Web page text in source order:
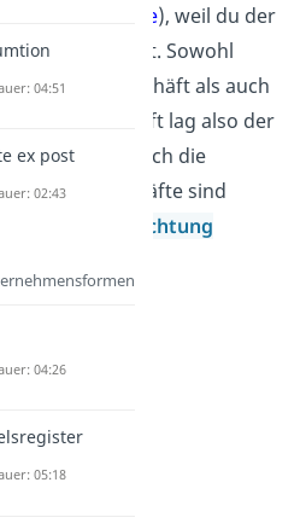
), weil du der
geglaubt hast. Sowohl
als auch
lag also der
vor, nämlich die
Beide Geschäfte sind
Anfechtung
04:51
ex post
02:43
04:26
05:18